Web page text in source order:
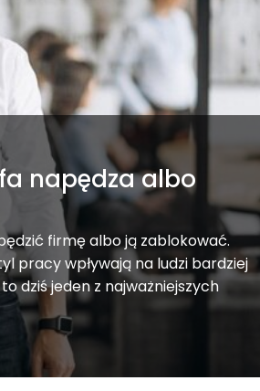
napędza albo
firmę albo ją zablokować.
pracy wpływają na ludzi bardziej
dziś jeden z najważniejszych